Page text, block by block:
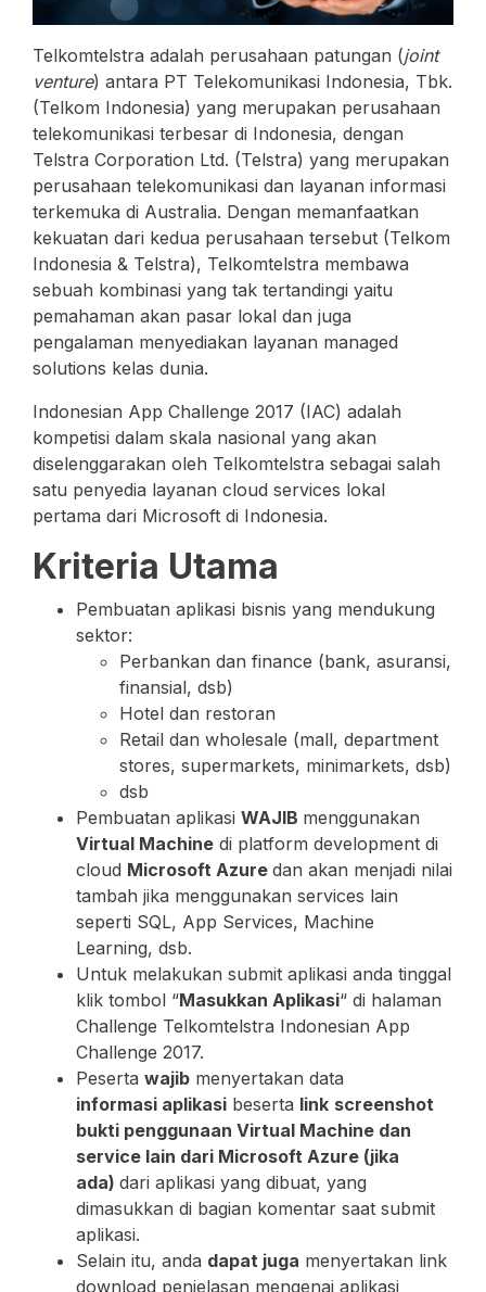
Telkomtelstra adalah perusahaan patungan (joint
venture) antara PT Telekomunikasi Indonesia, Tbk.
(Telkom Indonesia) yang merupakan perusahaan
telekomunikasi terbesar di Indonesia, dengan
Telstra Corporation Ltd. (Telstra) yang merupakan
perusahaan telekomunikasi dan layanan informasi
terkemuka di Australia. Dengan memanfaatkan
kekuatan dari kedua perusahaan tersebut (Telkom
Indonesia & Telstra), Telkomtelstra membawa
sebuah kombinasi yang tak tertandingi yaitu
pemahaman akan pasar lokal dan juga
pengalaman menyediakan layanan managed
solutions kelas dunia.
Indonesian App Challenge 2017 (IAC) adalah
kompetisi dalam skala nasional yang akan
diselenggarakan oleh Telkomtelstra sebagai salah
satu penyedia layanan cloud services lokal
pertama dari Microsoft di Indonesia.
Kriteria Utama
Pembuatan aplikasi bisnis yang mendukung
sektor:
Perbankan dan finance (bank, asuransi,
finansial, dsb)
Hotel dan restoran
Retail dan wholesale (mall, department
stores, supermarkets, minimarkets, dsb)
dsb
Pembuatan aplikasi WAJIB menggunakan
Virtual Machine di platform development di
cloud Microsoft Azure dan akan menjadi nilai
tambah jika menggunakan services lain
seperti SQL, App Services, Machine
Learning, dsb.
Untuk melakukan submit aplikasi anda tinggal
klik tombol “Masukkan Aplikasi“ di halaman
Challenge Telkomtelstra Indonesian App
Challenge 2017.
Peserta wajib menyertakan data
informasi aplikasi beserta link screenshot
bukti penggunaan Virtual Machine dan
service lain dari Microsoft Azure (jika
ada) dari aplikasi yang dibuat, yang
dimasukkan di bagian komentar saat submit
aplikasi.
Selain itu, anda dapat juga menyertakan link
download penjelasan mengenai aplikasi